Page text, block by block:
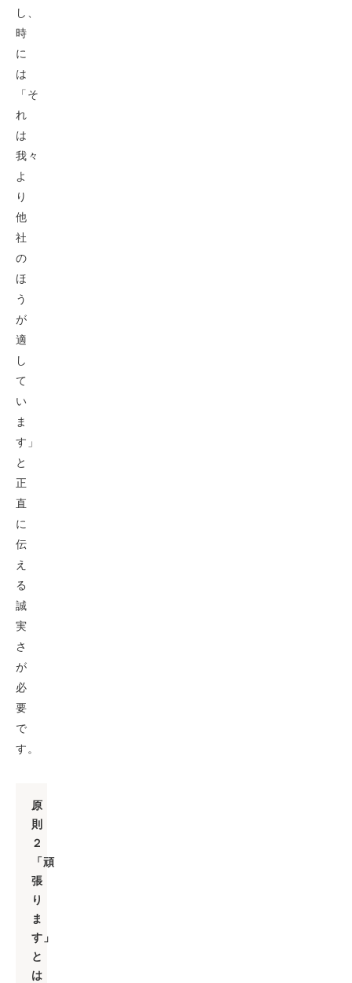
し、
時
に
は
「そ
れ
は
我々
よ
り
他
社
の
ほ
う
が
適
し
て
い
ま
す」
と
正
直
に
伝
え
る
誠
実
さ
が
必
要
で
す。
原
則
２
「頑
張
り
ま
す」
と
は